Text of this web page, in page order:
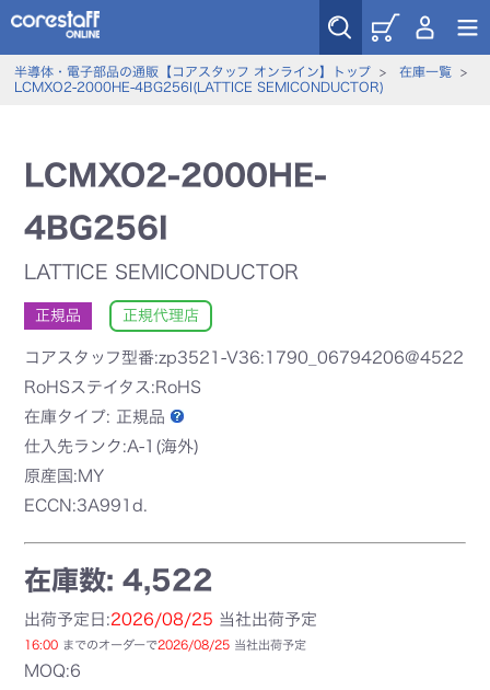
半導体・電子部品の通販【コアスタッフ オンライン】トップ> 在庫一覧>
LCMXO2-2000HE-4BG256I(LATTICE SEMICONDUCTOR)
LCMXO2-2000HE-
4BG256I
LATTICE SEMICONDUCTOR
正規品 正規代理店
コアスタッフ型番:zp3521-V36:1790_06794206@4522
RoHSステイタス:RoHS
在庫タイプ: 正規品
仕入先ランク:A-1(海外)
原産国:MY
ECCN:3A991d.
在庫数: 4,522
出荷予定日:2026/08/25 当社出荷予定
16:00 までのオーダーで2026/08/25 当社出荷予定
MOQ:6